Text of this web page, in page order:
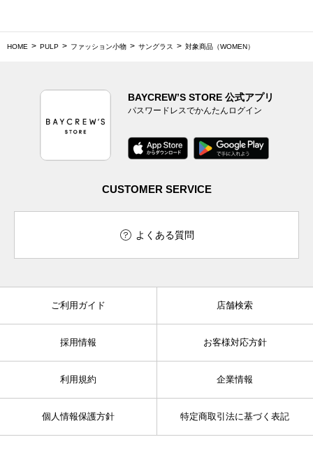
HOME PULP ファッション小物 サングラス 対象商品（WOMEN）
BAYCREW’S STORE 公式アプリ
パスワードレスでかんたんログイン
CUSTOMER SERVICE
よくある質問
ご利用ガイド 店舗検索
採用情報 お客様対応方針
利用規約 企業情報
個人情報保護方針 特定商取引法に基づく表記